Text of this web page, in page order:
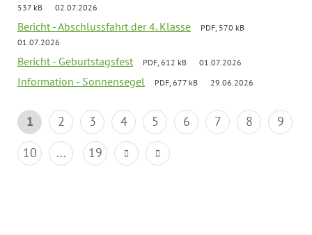
537 kB
02.07.2026
Bericht - Abschlussfahrt der 4. Klasse
PDF, 570 kB
01.07.2026
Bericht - Geburtstagsfest PDF, 612 kB 01.07.2026
Information - Sonnensegel PDF, 677 kB 29.06.2026
1 2 3 4 5 6 7 8
9
10
... 19